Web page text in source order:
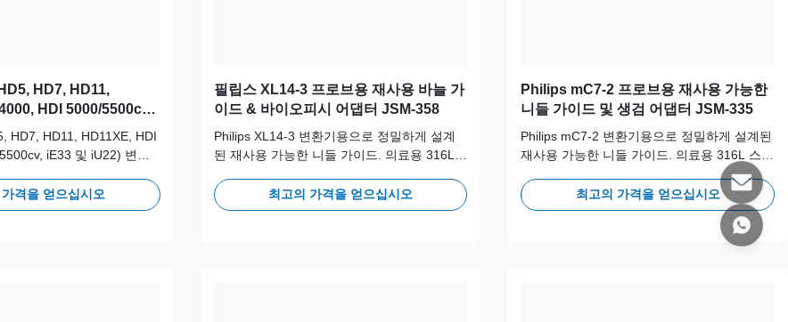
HD7, HD11,
HDI 5000/5500cv,
로브를 위한 재사용용
이오피시 어댑터 JSM-
HD7, HD11, HD11XE, HDI
iE33 및 iU22) 변환
테인리스 스틸로 제작되어
성과 정확성을 위해 100회
격을 얻으십시오
필립스 XL14-3 프로브용 재사용 바늘 가
이드 & 바이오피시 어댑터 JSM-358
Philips XL14-3 변환기용으로 정밀하게 설계
된 재사용 가능한 니들 가이드. 의료용 316L
안전성과 정확성을 위해 100회 이상의 오토클
레이브 주기를 지원합니다.
최고의 가격을 얻으십시오
Philips mC7-2 프로브용 재사용 가능한
니들 가이드 및 생검 어댑터 JSM-335
Philips mC7-2 변환기용으로 정밀하게 설계된
재사용 가능한 니들 가이드. 의료용 316L 스테
인리스 스틸로 제작되어 장기적인 임상 안전
성과 정확성을 위해 100회 이상의 오토클레이
브 주기를 지원합니다.
최고의 가격을 얻으십시오